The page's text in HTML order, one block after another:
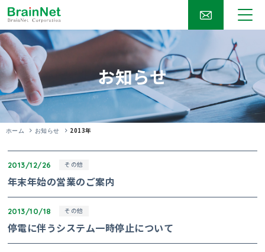
お知らせ
ホーム お知らせ 2013年
2013/12/26 その他
年末年始の営業のご案内
2013/10/18 その他
停電に伴うシステム一時停止について